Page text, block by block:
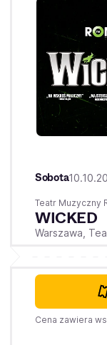
Sobota
Teatr Muzyczny
WICKED
Warszawa,
Cena zawiera